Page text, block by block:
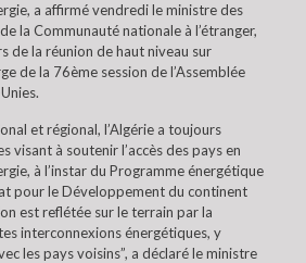
a affirmé vendredi le ministre des
la Communauté nationale à l’étranger,
de la réunion de haut niveau sur
de la 76ème session de l’Assemblée
et régional, l’Algérie a toujours
visant à soutenir l’accès des pays en
à l’instar du Programme énergétique
pour le Développement du continent
est reflétée sur le terrain par la
interconnexions énergétiques, y
les pays voisins”, a déclaré le ministre